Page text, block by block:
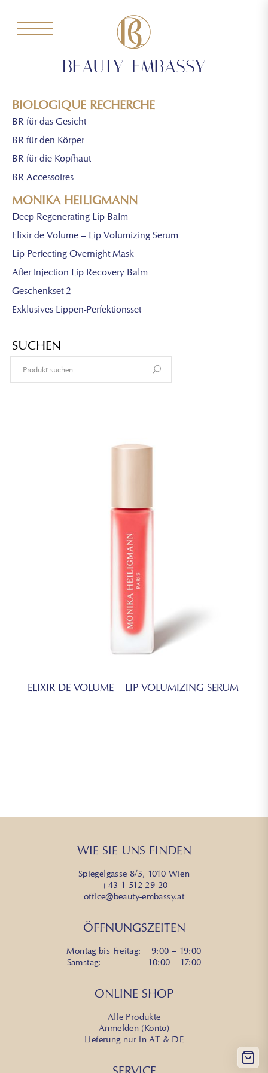
BIOLOGIQUE RECHERCHE
BR für das Gesicht
BR für den Körper
BR für die Kopfhaut
BR Accessoires
MONIKA HEILIGMANN
Deep Regenerating Lip Balm
Elixir de Volume – Lip Volumizing Serum
Lip Perfecting Overnight Mask
After Injection Lip Recovery Balm
Geschenkset 2
Exklusives Lippen-Perfektionsset
SUCHEN
for:
ELIXIR DE VOLUME – LIP VOLUMIZING SERUM
WIE SIE UNS FINDEN
Spiegelgasse 8/5, 1010 Wien
+43 1 512 29 20
office@beauty-embassy.at
ÖFFNUNGSZEITEN
Montag bis Freitag: 9:00 – 19:00
Samstag: 10:00 – 17:00
ONLINE SHOP
Alle Produkte
Anmelden (Konto)
Lieferung nur in AT & DE